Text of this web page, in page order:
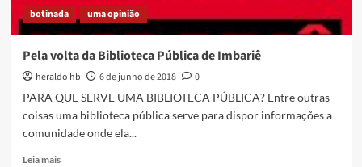
de
Imbariê
botinada uma opinião
Pela volta da Biblioteca Pública de Imbariê
heraldo hb 6 de junho de 2018
0
PARA QUE SERVE UMA BIBLIOTECA PÚBLICA? Entre outras
coisas uma biblioteca pública serve para dispor informações a
comunidade onde ela...
Leia maisRead